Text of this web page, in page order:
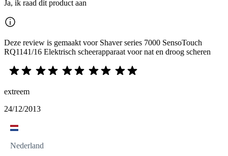
Ja, ik raad dit product aan
Deze review is gemaakt voor Shaver series 7000 SensoTouch
RQ1141/16 Elektrisch scheerapparaat voor nat en droog scheren
extreem
24/12/2013
Nederland